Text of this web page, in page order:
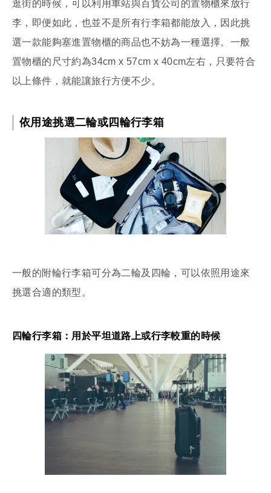
逛街的時候，可以利用車站與百貨公司的置物櫃來放行
李，即便如此，也並不是所有行李箱都能放入，因此挑
選一款能夠塞進置物櫃的商品也不妨為一種選擇。一般
置物櫃的尺寸約為34cm x 57cm x 40cm左右，只要符合
以上條件，就能讓旅行方便不少。
依用途挑選二輪或四輪行李箱
一般的附輪行李箱可分為二輪及四輪，可以依照用途來
挑選合適的類型。
四輪行李箱：用於平坦道路上或行李較重的時候